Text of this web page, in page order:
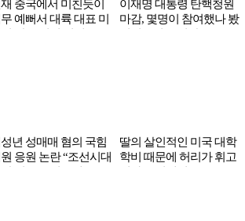
예뻐서 대륙 대표 미
된 한국 신인 여배우
이재명 대통령 탄핵청원
마감, 몇명이 참여했나 봤
더니…정부 긴장
년 성매매 혐의 국힘
응원 논란 “조선시대
살 신부도 있는데…”
딸의 살인적인 미국 대학
학비 때문에 허리가 휘고
있다는 연예인 부부